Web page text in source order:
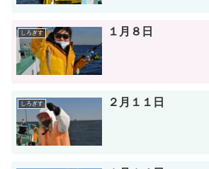
しろぎす １月８日
しろぎす ２月１１日